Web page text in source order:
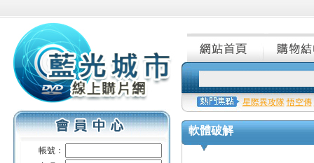
帳號：
星際異攻隊 悟空傳
軟體破解